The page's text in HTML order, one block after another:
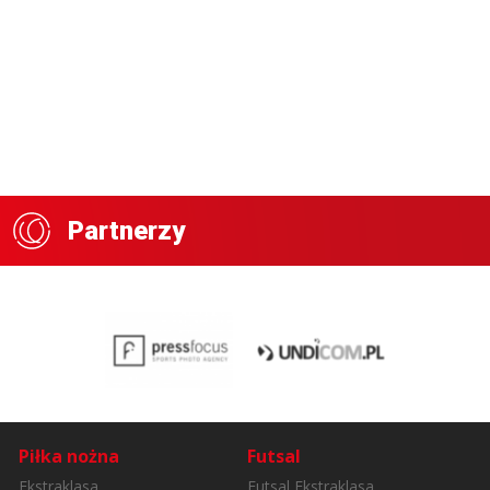
Partnerzy
Piłka nożna Futsal